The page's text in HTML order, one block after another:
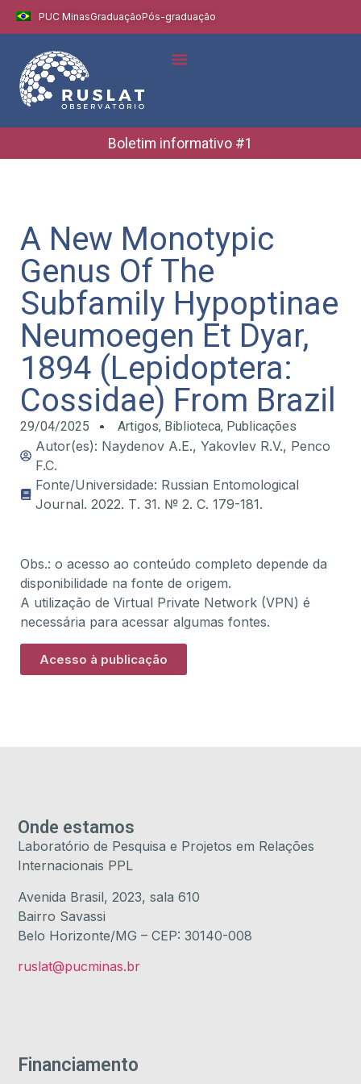
PUC MinasGraduaçãoPós-graduação
Boletim informativo #1
A New Monotypic
Genus Of The
Subfamily Hypoptinae
Neumoegen Et Dyar,
1894 (Lepidoptera:
Cossidae) From Brazil
29/04/2025 Artigos, Biblioteca, Publicações
Autor(es): Naydenov A.E., Yakovlev R.V., Penco
F.C.
Fonte/Universidade: Russian Entomological
Journal. 2022. Т. 31. № 2. С. 179-181.
Obs.: o acesso ao conteúdo completo depende da
disponibilidade na fonte de origem.
A utilização de Virtual Private Network (VPN) é
necessária para acessar algumas fontes.
Acesso à publicação
Financiamento
Onde estamos
Laboratório de Pesquisa e Projetos em Relações
Internacionais PPL
Avenida Brasil, 2023, sala 610
Bairro Savassi
Belo Horizonte/MG – CEP: 30140-008
ruslat@pucminas.br